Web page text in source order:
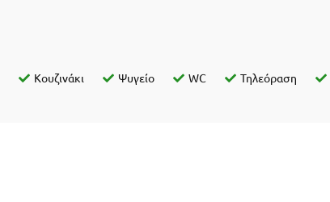
Κουζινάκι Ψυγείο WC Τηλεόραση